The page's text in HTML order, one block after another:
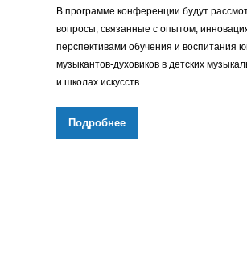
В программе конференции будут
вопросы, связанные с опытом,
перспективами обучения и воспитания
музыкантов-духовиков в детских
и школах искусств.
Подробнее